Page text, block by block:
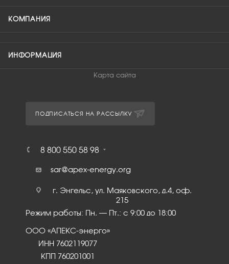
КОМПАНИЯ
ИНФОРМАЦИЯ
Карта сайта
ПОДПИСАТЬСЯ НА РАССЫЛКУ
8 800 550 58 98
sar@apex-energy.org
г. Энгельс, ул. Маяковского, д.4, оф.
215
Режим работы: Пн. – Пт.: с 9:00 до 18:00
ООО «АПЕКС-энерго»
ИНН 7602119077
КПП 760201001